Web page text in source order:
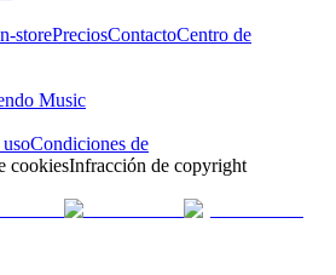
storePreciosContactoCentro de
Music
Condiciones de
cookiesInfracción de copyright